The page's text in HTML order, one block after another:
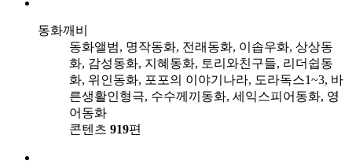
동화깨비
동화앨범, 명작동화, 전래동화, 이솝우화, 상상동
화, 감성동화, 지혜동화, 토리와친구들, 리더쉽동
화, 위인동화, 포포의 이야기나라, 도라독스1~3, 바
른생활인형극, 수수께끼동화, 세익스피어동화, 영
어동화
콘텐츠 919편